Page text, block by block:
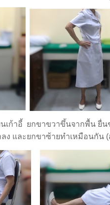
ยกขาขวาขึ้นจากพื้น ยื่นขา
ง และยกขาซ้ายทำเหมือนกัน